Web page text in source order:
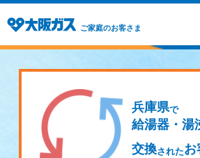
ご家庭のお客さま
兵庫県で
給湯器・湯
交換されたお